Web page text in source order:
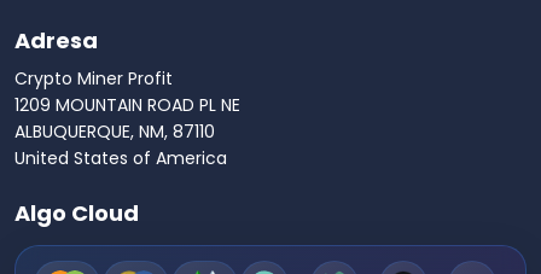
Adresa
Crypto Miner Profit
1209 MOUNTAIN ROAD PL NE
ALBUQUERQUE, NM, 87110
United States of America
Algo Cloud